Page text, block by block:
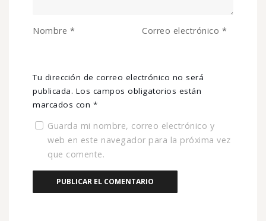
Tu dirección de correo electrónico no será
publicada. Los campos obligatorios están
marcados con *
Nombre * Correo electrónico *
Guarda mi nombre, correo electrónico y
web en este navegador para la próxima vez
que comente.